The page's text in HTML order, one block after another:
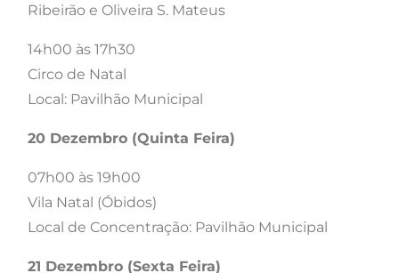
Ribeirão e Oliveira S. Mateus
14h00 às 17h30
Circo de Natal
Local: Pavilhão Municipal
20 Dezembro (Quinta Feira)
07h00 às 19h00
Vila Natal (Óbidos)
Local de Concentração: Pavilhão Municipal
21 Dezembro (Sexta Feira)